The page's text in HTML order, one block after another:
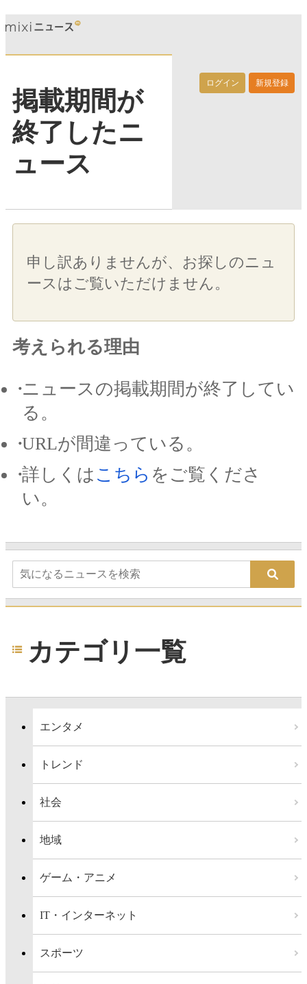
ログイン 新規登録
掲載期間が
終了したニ
ュース
申し訳ありませんが、お探しのニュ
ースはご覧いただけません。
考えられる理由
ニュースの掲載期間が終了してい
る。
URLが間違っている。
詳しくは こちら をご覧くださ
い。
カテゴリ一覧
エンタメ
トレンド
社会
地域
ゲーム・アニメ
IT・インターネット
スポーツ